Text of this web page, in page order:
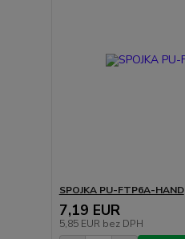
SPOJKA PU-FTP6A-HAND
7,19 EUR
5,85 EUR bez DPH